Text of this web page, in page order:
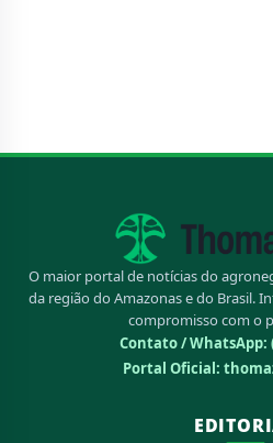
O maior portal de notícias do
da região do Amazonas e do Brasil.
compromisso com o
Contato / WhatsApp:
Portal Oficial: